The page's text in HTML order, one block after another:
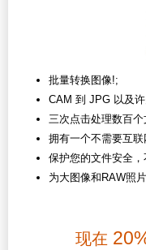
批量转换图像!;
CAM 到 JPG 以及
三次点击处理数百个
拥有一个不需要互
保护您的文件安全
为大图像和RAW照
现在